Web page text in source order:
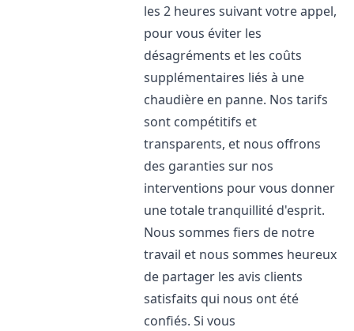
les 2 heures suivant votre appel,
pour vous éviter les
désagréments et les coûts
supplémentaires liés à une
chaudière en panne. Nos tarifs
sont compétitifs et
transparents, et nous offrons
des garanties sur nos
interventions pour vous donner
une totale tranquillité d'esprit.
Nous sommes fiers de notre
travail et nous sommes heureux
de partager les avis clients
satisfaits qui nous ont été
confiés. Si vous